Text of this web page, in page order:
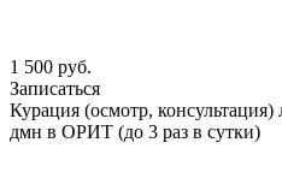
1 500 руб.
Записаться
Курация (осмотр, консультация)
дмн в ОРИТ (до 3 раз в сутки)